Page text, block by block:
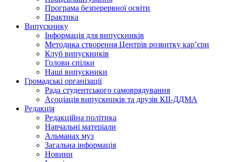
Програма безперервної освіти
Практика
Випускнику
Інформація для випускників
Методика створення Центрів розвитку кар’єри
Клуб випускників
Голови спілки
Наші випускники
Громадські організації
Рада студентського самоврядування
Асоціація випускників та друзів КІІ-ДДМА
Редакція
Редакційна політика
Навчальні матеріали
Альманах муз
Загальна інформація
Новини